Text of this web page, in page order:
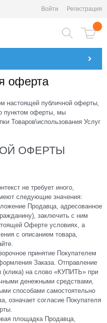
Войти Регистрация
оферта
настоящей публичной оферты,
пунктом оферты, мы
Товаров\использования Услуг
ОФЕРТЫ
не требует иного,
следующие значения:
Продавца, адресованное
заключить с ним
Оферте условиях, а
с описанием товара,
принятие Покупателем
Заказа. Отправление
на слово «КУПИТЬ» при
денежными средствами,
способами самостоятельно
означает согласие Покупателя
площадка Продавца,